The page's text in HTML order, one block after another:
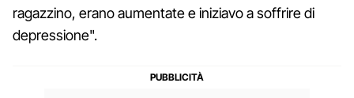
ragazzino, erano aumentate e iniziavo a soffrire di
depressione".